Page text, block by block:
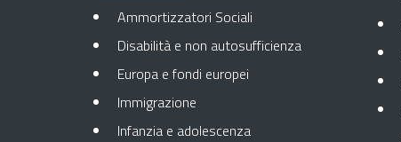
Ammortizzatori Sociali
Disabilità e non autosufficienza
Europa e fondi europei
Immigrazione
Infanzia e adolescenza